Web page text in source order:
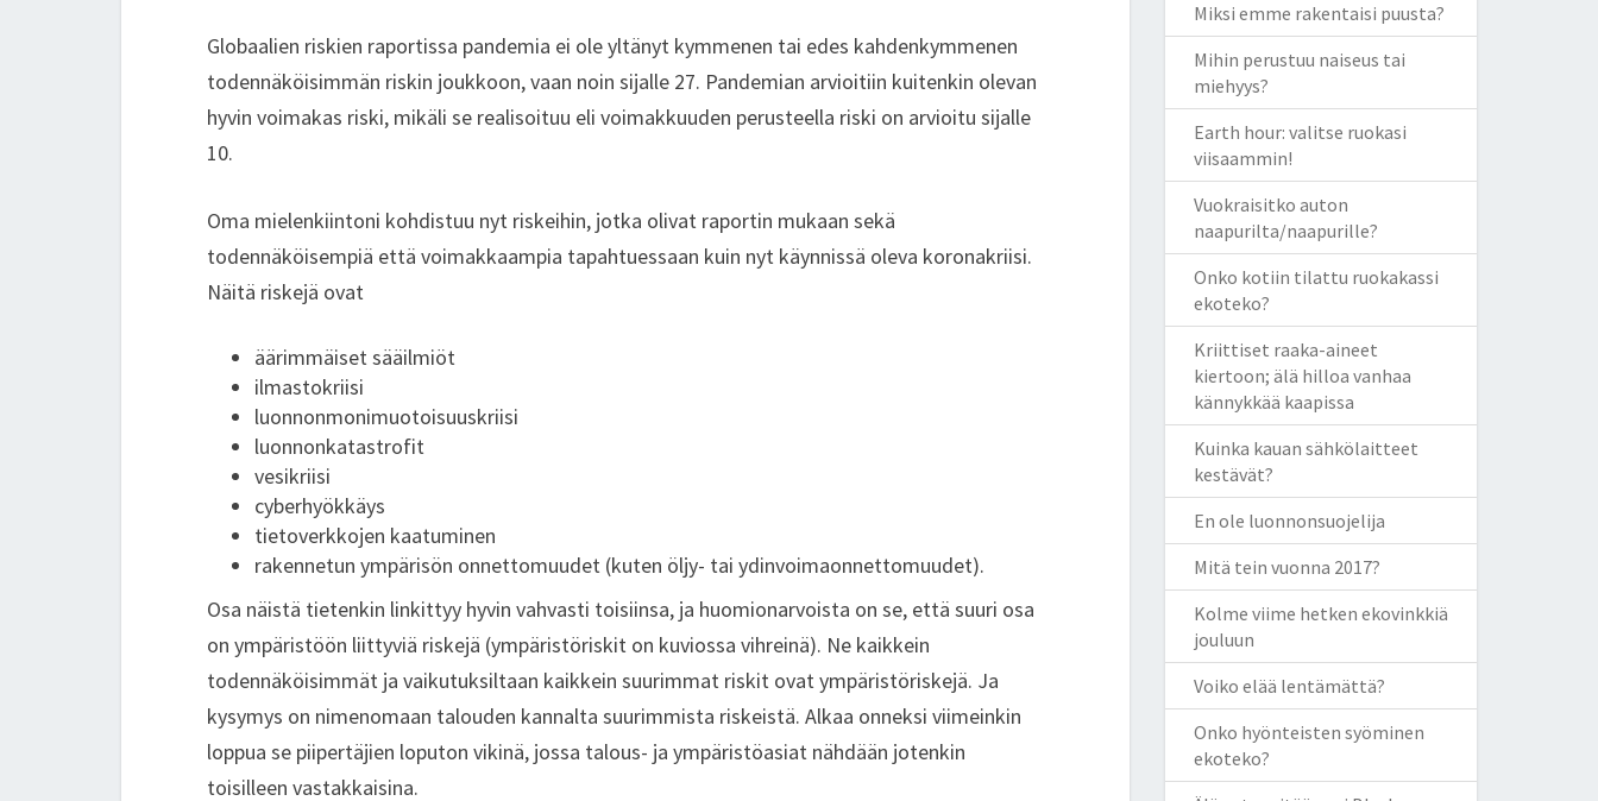
Globaalien riskien raportissa pandemia ei ole yltänyt kymmenen tai edes kahdenkymmenen
todennäköisimmän riskin joukkoon, vaan noin sijalle 27. Pandemian arvioitiin kuitenkin olevan
hyvin voimakas riski, mikäli se realisoituu eli voimakkuuden perusteella riski on arvioitu sijalle
10.
Oma mielenkiintoni kohdistuu nyt riskeihin, jotka olivat raportin mukaan sekä
todennäköisempiä että voimakkaampia tapahtuessaan kuin nyt käynnissä oleva koronakriisi.
Näitä riskejä ovat
äärimmäiset sääilmiöt
ilmastokriisi
luonnonmonimuotoisuuskriisi
luonnonkatastrofit
vesikriisi
cyberhyökkäys
tietoverkkojen kaatuminen
rakennetun ympärisön onnettomuudet (kuten öljy- tai ydinvoimaonnettomuudet).
Osa näistä tietenkin linkittyy hyvin vahvasti toisiinsa, ja huomionarvoista on se, että suuri osa
on ympäristöön liittyviä riskejä (ympäristöriskit on kuviossa vihreinä). Ne kaikkein
todennäköisimmät ja vaikutuksiltaan kaikkein suurimmat riskit ovat ympäristöriskejä. Ja
kysymys on nimenomaan talouden kannalta suurimmista riskeistä. Alkaa onneksi viimeinkin
loppua se piipertäjien loputon vikinä, jossa talous- ja ympäristöasiat nähdään jotenkin
toisilleen vastakkaisina.
Miksi emme rakentaisi puusta?
Mihin perustuu naiseus tai
miehyys?
Earth hour: valitse ruokasi
viisaammin!
Vuokraisitko auton
naapurilta/naapurille?
Onko kotiin tilattu ruokakassi
ekoteko?
Kriittiset raaka-aineet
kiertoon; älä hilloa vanhaa
kännykkää kaapissa
Kuinka kauan sähkölaitteet
kestävät?
En ole luonnonsuojelija
Mitä tein vuonna 2017?
Kolme viime hetken ekovinkkiä
jouluun
Voiko elää lentämättä?
Onko hyönteisten syöminen
ekoteko?